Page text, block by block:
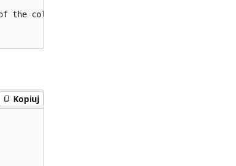
the collection.
Kopiuj